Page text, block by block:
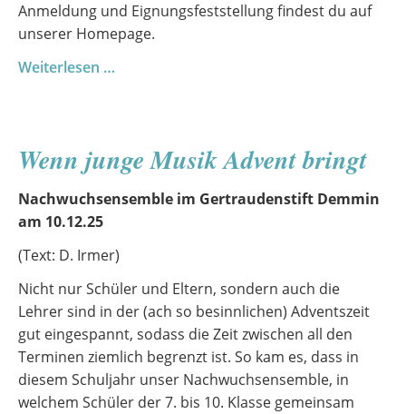
Anmeldung und Eignungsfeststellung findest du auf
unserer Homepage.
Weiterlesen …
Einstieg
in
die
2025/2026
Wenn junge Musik Advent bringt
Nachwuchsensemble im Gertraudenstift Demmin
am 10.12.25
(Text: D. Irmer)
Nicht nur Schüler und Eltern, sondern auch die
Lehrer sind in der (ach so besinnlichen) Adventszeit
gut eingespannt, sodass die Zeit zwischen all den
Terminen ziemlich begrenzt ist. So kam es, dass in
diesem Schuljahr unser Nachwuchsensemble, in
welchem Schüler der 7. bis 10. Klasse gemeinsam